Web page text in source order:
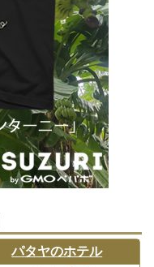
パタヤのホテル